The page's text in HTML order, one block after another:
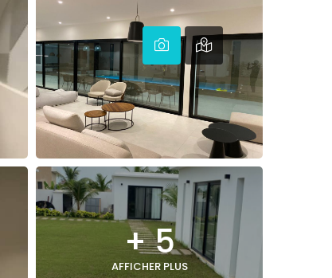
+ 5
AFFICHER PLUS